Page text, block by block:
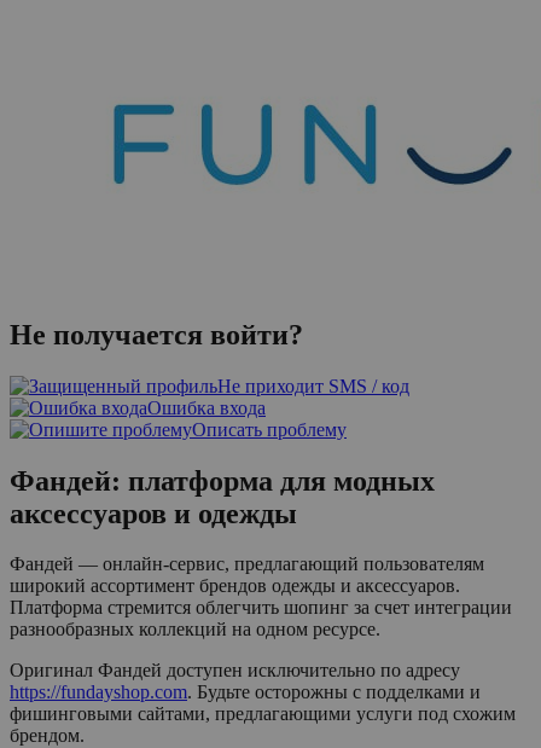
Не получается войти?
Не приходит SMS / код
Ошибка входа
Описать проблему
Фандей: платформа для модных
аксессуаров и одежды
Фандей — онлайн-сервис, предлагающий пользователям
широкий ассортимент брендов одежды и аксессуаров.
Платформа стремится облегчить шопинг за счет интеграции
разнообразных коллекций на одном ресурсе.
Оригинал Фандей доступен исключительно по адресу
https://fundayshop.com. Будьте осторожны с подделками и
фишинговыми сайтами, предлагающими услуги под схожим
брендом.